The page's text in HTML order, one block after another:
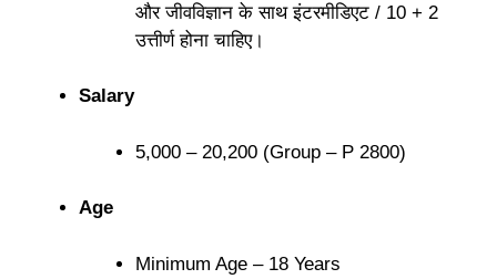
और जीवविज्ञान के साथ इंटरमीडिएट / 10 + 2
उत्तीर्ण होना चाहिए।
Salary
5,000 – 20,200 (Group – P 2800)
Age
Minimum Age – 18 Years